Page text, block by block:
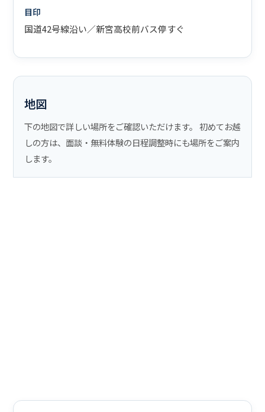
目印
国道42号線沿い／新宮高校前バス停すぐ
地図
下の地図で詳しい場所をご確認いただけます。 初めてお越
しの方は、面談・無料体験の日程調整時にも場所をご案内
します。